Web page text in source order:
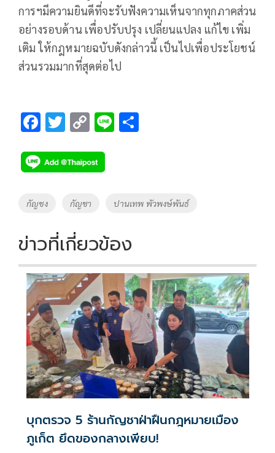
การฯมีความยินดีที่จะรับฟังความเห็นจากทุกภาคส่วน
อย่างรอบด้าน เพื่อปรับปรุง เปลี่ยนแปลง แก้ไข เพิ่ม
เติม ให้กฎหมายฉบับดังกล่าวนี้ เป็นไปเพื่อประโยชน์
ส่วนรวมมากที่สุดต่อไป
F
e
b
o
k
T
tt
er
C
p
y
Li
k
Li
Tags
กัญชง กัญชา ปานเทพ พัวพงษ์พันธ์
ข่าวที่เกี่ยวข้อง
บุกตรวจ 5 ร้านกัญชาฝ่าฝืนกฎหมายเมือง
ภูเก็ต ยึดของกลางเพียบ!